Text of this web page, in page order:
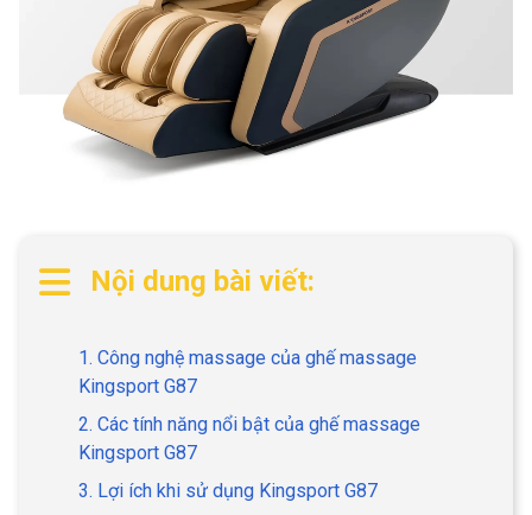
Nội dung bài viết:
1. Công nghệ massage của ghế massage
Kingsport G87
2. Các tính năng nổi bật của ghế massage
Kingsport G87
3. Lợi ích khi sử dụng Kingsport G87